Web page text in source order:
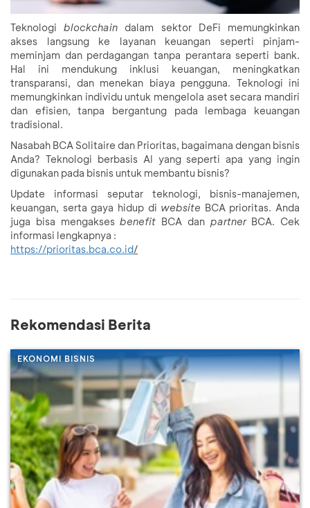
Teknologiblockchain dalam sektor DeFi memungkinkan
akses langsung ke layanan keuangan seperti pinjam-
meminjam dan perdagangan tanpa perantara seperti bank.
Hal ini mendukung inklusi keuangan, meningkatkan
transparansi, dan menekan biaya pengguna. Teknologi ini
memungkinkan individu untuk mengelola aset secara mandiri
dan efisien, tanpa bergantung pada lembaga keuangan
tradisional.
Nasabah BCA Solitaire dan Prioritas, bagaimana dengan bisnis
Anda? Teknologi berbasis AI yang seperti apa yang ingin
digunakan pada bisnis untuk membantu bisnis?
Update informasi seputar teknologi, bisnis-manajemen,
keuangan, serta gaya hidup di website BCA prioritas. Anda
juga bisa mengaksesbenefit BCA dan partner BCA. Cek
informasi lengkapnya :
https://prioritas.bca.co.id/
Rekomendasi Berita
EKONOMI BISNIS